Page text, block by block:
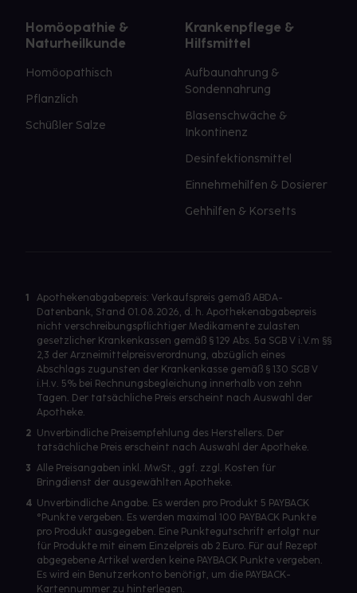
Homöopathie &
Naturheilkunde
Homöopathisch
Pflanzlich
Schüßler Salze
Krankenpflege &
Hilfsmittel
Aufbaunahrung &
Sondennahrung
Blasenschwäche &
Inkontinenz
Desinfektionsmittel
Einnehmehilfen & Dosierer
Gehhilfen & Korsetts
1
Apothekenabgabepreis: Verkaufspreis gemäß ABDA-
Datenbank, Stand 01.08.2026, d. h. Apothekenabgabepreis
nicht verschreibungspflichtiger Medikamente zulasten
gesetzlicher Krankenkassen gemäß § 129 Abs. 5a SGB V i.V.m §§
2,3 der Arzneimittelpreisverordnung, abzüglich eines
Abschlags zugunsten der Krankenkasse gemäß § 130 SGB V
i.H.v. 5% bei Rechnungsbegleichung innerhalb von zehn
Tagen. Der tatsächliche Preis erscheint nach Auswahl der
Apotheke.
2 Unverbindliche Preisempfehlung des Herstellers. Der
tatsächliche Preis erscheint nach Auswahl der Apotheke.
3 Alle Preisangaben inkl. MwSt., ggf. zzgl. Kosten für
Bringdienst der ausgewählten Apotheke.
4 Unverbindliche Angabe. Es werden pro Produkt 5 PAYBACK
°Punkte vergeben. Es werden maximal 100 PAYBACK Punkte
pro Produkt ausgegeben. Eine Punktegutschrift erfolgt nur
für Produkte mit einem Einzelpreis ab 2 Euro. Für auf Rezept
abgegebene Artikel werden keine PAYBACK Punkte vergeben.
Es wird ein Benutzerkonto benötigt, um die PAYBACK-
Kartennummer zu hinterlegen.